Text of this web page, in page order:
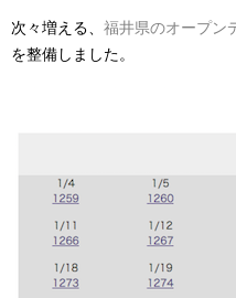
次々増える、 福井県のオープン
を整備しました。